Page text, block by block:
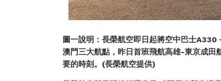
圖一說明：長榮航空即日起將空中巴士A330
澳門三大航點，昨日首班飛航高雄-東京成田
要的時刻。 (長榮航空提供)